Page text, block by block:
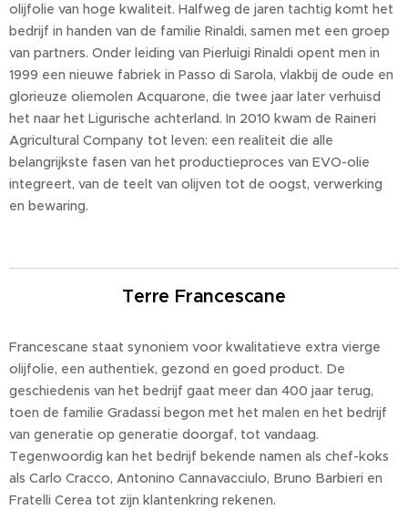
olijfolie van hoge kwaliteit. Halfweg de jaren tachtig komt het
bedrijf in handen van de familie Rinaldi, samen met een groep
van partners. Onder leiding van Pierluigi Rinaldi opent men in
1999 een nieuwe fabriek in Passo di Sarola, vlakbij de oude en
glorieuze oliemolen Acquarone, die twee jaar later verhuisd
het naar het Ligurische achterland. In 2010 kwam de Raineri
Agricultural Company tot leven: een realiteit die alle
belangrijkste fasen van het productieproces van EVO-olie
integreert, van de teelt van olijven tot de oogst, verwerking
en bewaring.
Terre Francescane
Francescane staat synoniem voor kwalitatieve extra vierge
olijfolie, een authentiek, gezond en goed product. De
geschiedenis van het bedrijf gaat meer dan 400 jaar terug,
toen de familie Gradassi begon met het malen en het bedrijf
van generatie op generatie doorgaf, tot vandaag.
Tegenwoordig kan het bedrijf bekende namen als chef-koks
als Carlo Cracco, Antonino Cannavacciulo, Bruno Barbieri en
Fratelli Cerea tot zijn klantenkring rekenen.